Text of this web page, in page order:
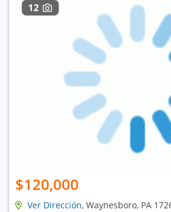
12
$120,000
Ver Dirección, Waynesboro, PA